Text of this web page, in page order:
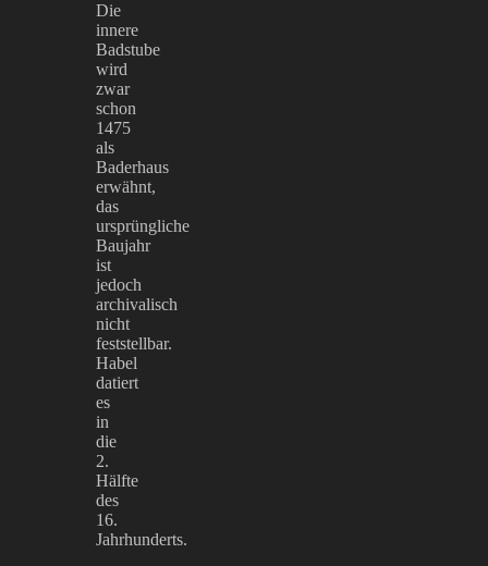
Die
innere
Badstube
wird
zwar
schon
1475
als
Baderhaus
erwähnt,
das
ursprüngliche
Baujahr
ist
jedoch
archivalisch
nicht
feststellbar.
Habel
datiert
es
in
die
2.
Hälfte
des
16.
Jahrhunderts.